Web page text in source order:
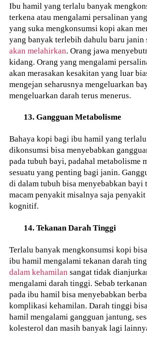
Ibu hamil yang terlalu banyak
terkena atau mengalami persalinan
yang suka mengkonsumsi kopi akan
yang banyak terlebih dahulu baru janin
akan melahirkan. Orang jawa
kidang. Orang yang mengalami
akan merasakan kesakitan yang luar
mengejan seharusnya mengeluarkan
mengeluarkan darah terus menerus.
13. Gangguan Metabolisme
Bahaya kopi bagi ibu hamil yang
dikonsumsi bisa menyebabkan
pada tubuh bayi, padahal metabolisme
sesuatu yang penting bagi janin.
di dalam tubuh bisa menyebabkan bayi
macam penyakit misalnya saja
kognitif.
14. Tekanan Darah Tinggi
Terlalu banyak mengkonsumsi kopi
ibu hamil mengalami tekanan darah
dalam kehamilan sangat tidak
mengalami darah tinggi. Sebab
pada ibu hamil bisa menyebabkan
komplikasi kehamilan. Darah tinggi
hamil mengalami gangguan jantung,
kolesterol dan masih banyak lagi